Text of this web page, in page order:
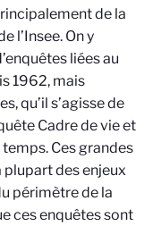
de la
l’Insee. On y
liées au
1962, mais
qu’il s’agisse de
Cadre de vie et
Ces grandes
des enjeux
périmètre de la
ces enquêtes sont